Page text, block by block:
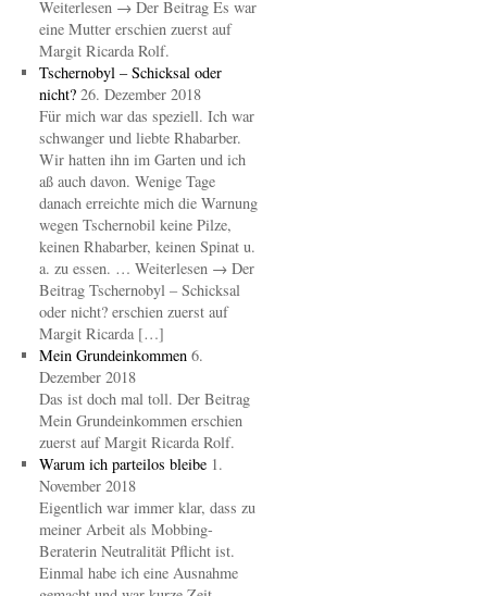
Weiterlesen → Der Beitrag Es war
eine Mutter erschien zuerst auf
Margit Ricarda Rolf.
Tschernobyl – Schicksal oder
nicht? 26. Dezember 2018
Für mich war das speziell. Ich war
schwanger und liebte Rhabarber.
Wir hatten ihn im Garten und ich
aß auch davon. Wenige Tage
danach erreichte mich die Warnung
wegen Tschernobil keine Pilze,
keinen Rhabarber, keinen Spinat u.
a. zu essen. … Weiterlesen → Der
Beitrag Tschernobyl – Schicksal
oder nicht? erschien zuerst auf
Margit Ricarda […]
Mein Grundeinkommen 6.
Dezember 2018
Das ist doch mal toll. Der Beitrag
Mein Grundeinkommen erschien
zuerst auf Margit Ricarda Rolf.
Warum ich parteilos bleibe 1.
November 2018
Eigentlich war immer klar, dass zu
meiner Arbeit als Mobbing-
Beraterin Neutralität Pflicht ist.
Einmal habe ich eine Ausnahme